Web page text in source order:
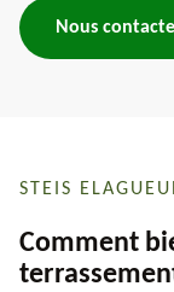
Nous
STEIS
Comment